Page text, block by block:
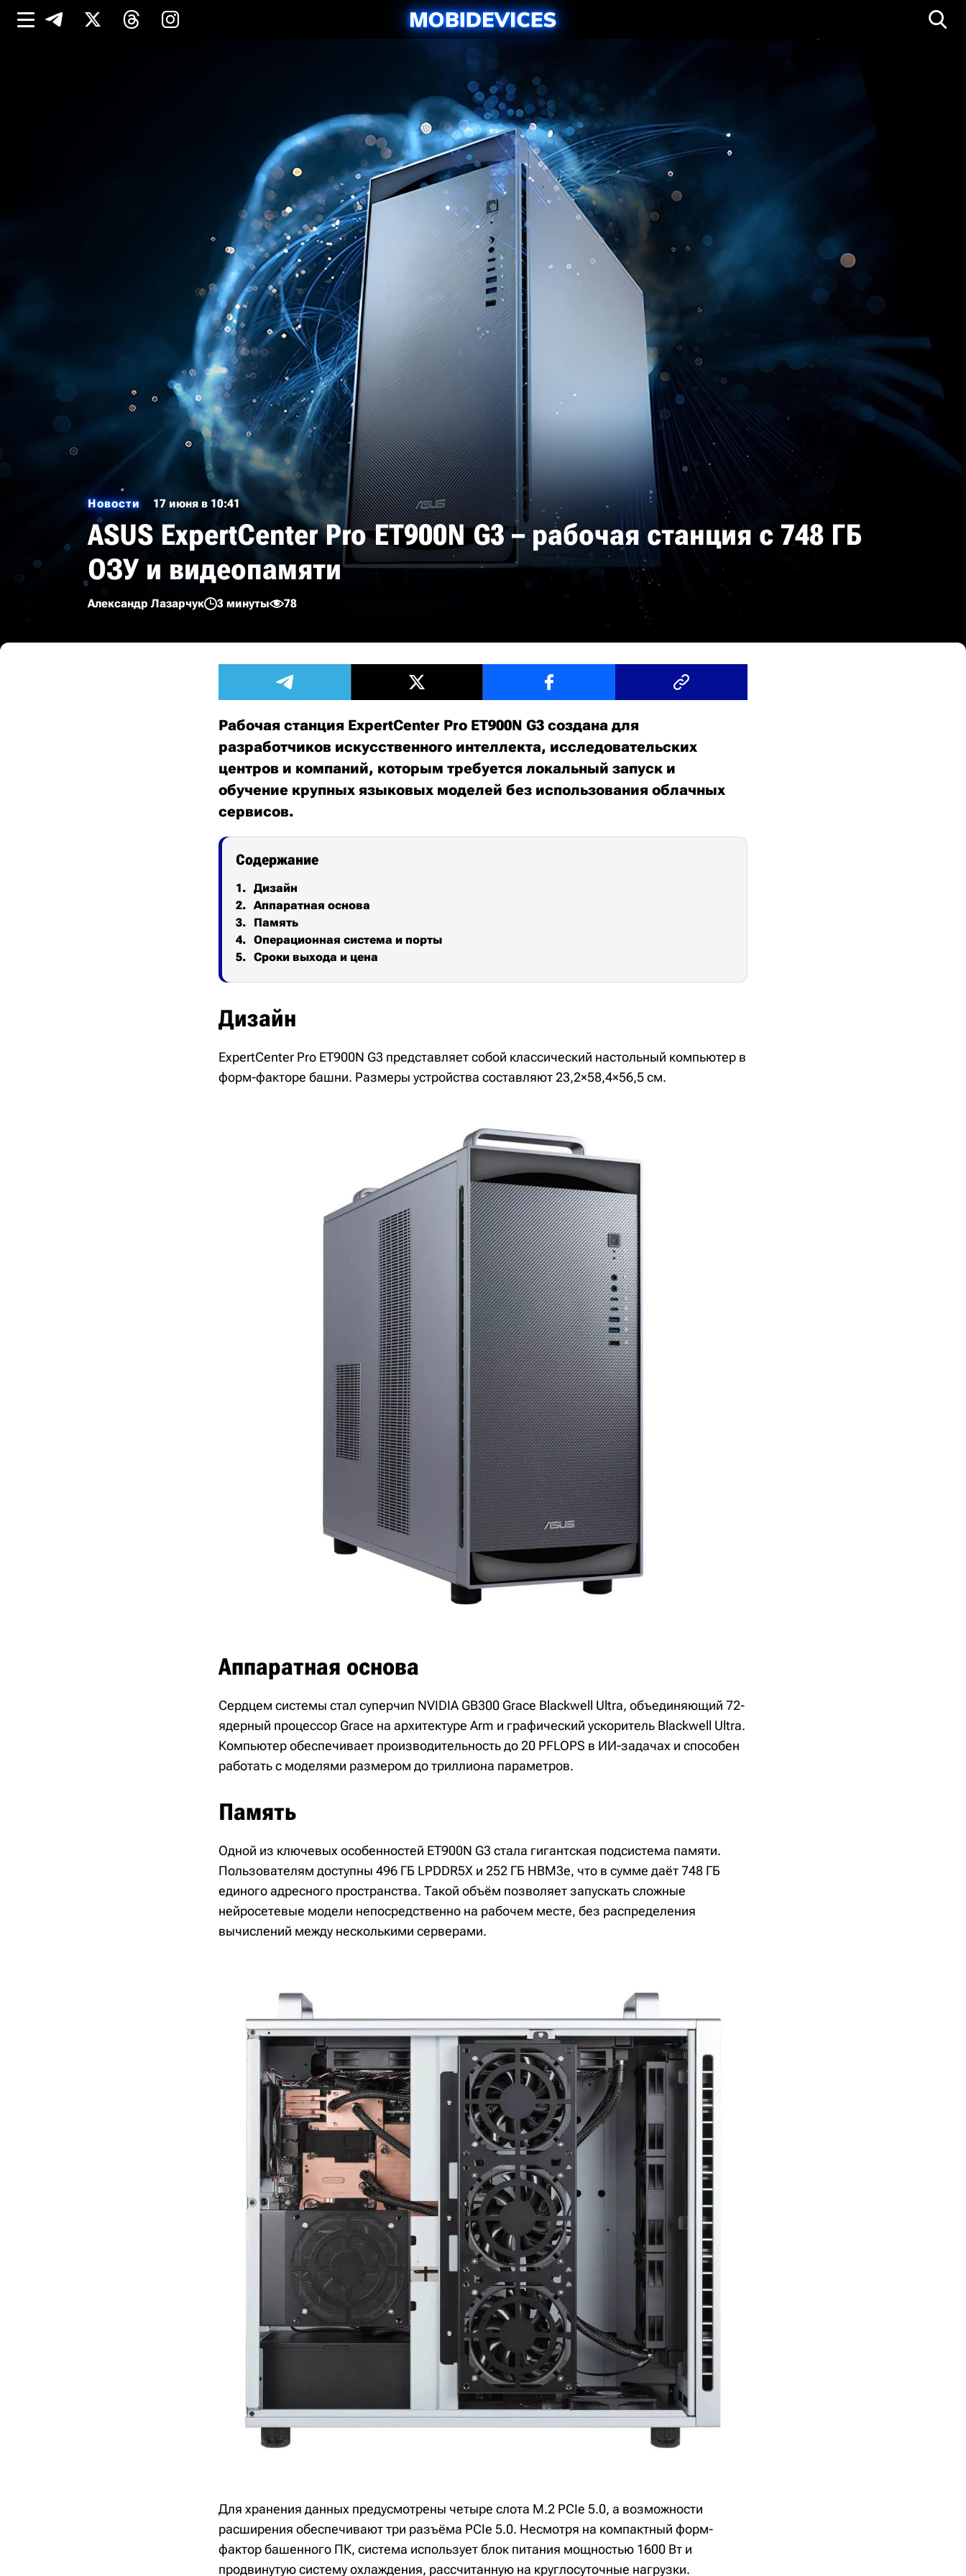
Новости 17 июня в 10:41
ASUS ExpertCenter Pro ET900N G3 – рабочая станция с 748 ГБ
ОЗУ и видеопамяти
Александр Лазарчук 3 минуты 78
Рабочая станция ExpertCenter Pro ET900N G3 создана для
разработчиков искусственного интеллекта, исследовательских
центров и компаний, которым требуется локальный запуск и
обучение крупных языковых моделей без использования облачных
сервисов.
Содержание
Дизайн
Аппаратная основа
Память
Операционная система и порты
Сроки выхода и цена
Дизайн
ExpertCenter Pro ET900N G3 представляет собой классический настольный компьютер в
форм-факторе башни. Размеры устройства составляют 23,2×58,4×56,5 см.
Аппаратная основа
Сердцем системы стал суперчип NVIDIA GB300 Grace Blackwell Ultra, объединяющий 72-
ядерный процессор Grace на архитектуре Arm и графический ускоритель Blackwell Ultra.
Компьютер обеспечивает производительность до 20 PFLOPS в ИИ-задачах и способен
работать с моделями размером до триллиона параметров.
Память
Одной из ключевых особенностей ET900N G3 стала гигантская подсистема памяти.
Пользователям доступны 496 ГБ LPDDR5X и 252 ГБ HBM3e, что в сумме даёт 748 ГБ
единого адресного пространства. Такой объём позволяет запускать сложные
нейросетевые модели непосредственно на рабочем месте, без распределения
вычислений между несколькими серверами.
Для хранения данных предусмотрены четыре слота M.2 PCIe 5.0, а возможности
расширения обеспечивают три разъёма PCIe 5.0. Несмотря на компактный форм-
фактор башенного ПК, система использует блок питания мощностью 1600 Вт и
продвинутую систему охлаждения, рассчитанную на круглосуточные нагрузки.